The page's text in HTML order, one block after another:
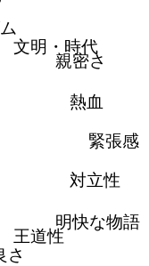
文明・時代
親密さ
熱血
緊張感
対立性
明快な物語
王道性
さ